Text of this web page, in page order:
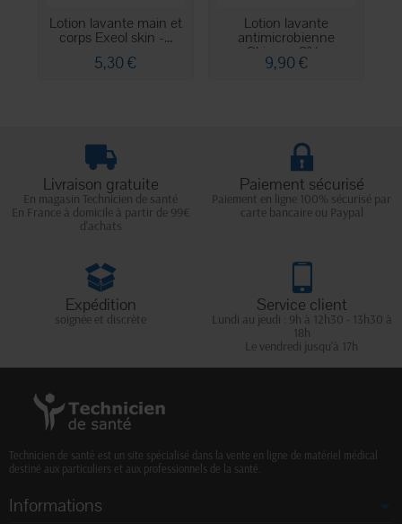
Lotion lavante main et
corps Exeol skin -...
5,30 €
Lotion lavante
antimicrobienne
Skinsan 2%...
9,90 €
Livraison gratuite
En magasin Technicien de santé
En France à domicile à partir de 99€
d'achats
Paiement sécurisé
Paiement en ligne 100% sécurisé par
carte bancaire ou Paypal
Expédition
soignée et discrète
Service client
Lundi au jeudi : 9h à 12h30 - 13h30 à
18h
Le vendredi jusqu'à 17h
Technicien de santé est un site spécialisé dans la vente en ligne de matériel médical
destiné aux particuliers et aux professionnels de la santé.
Informations